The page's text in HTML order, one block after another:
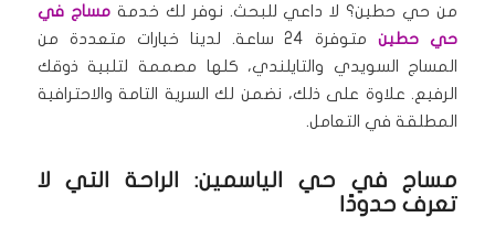
من حي حطين؟ لا داعي للبحث. نوفر لك خدمةمساج في
حي حطين
متوفرة 24 ساعة. لدينا خيارات متعددة من
المساج السويدي والتايلندي، كلها مصممة لتلبية ذوقك
الرفيع. علاوة على ذلك، نضمن لك السرية التامة والاحترافية
المطلقة في التعامل.
مساج في حي الياسمين: الراحة التي لا
تعرف حدودًا